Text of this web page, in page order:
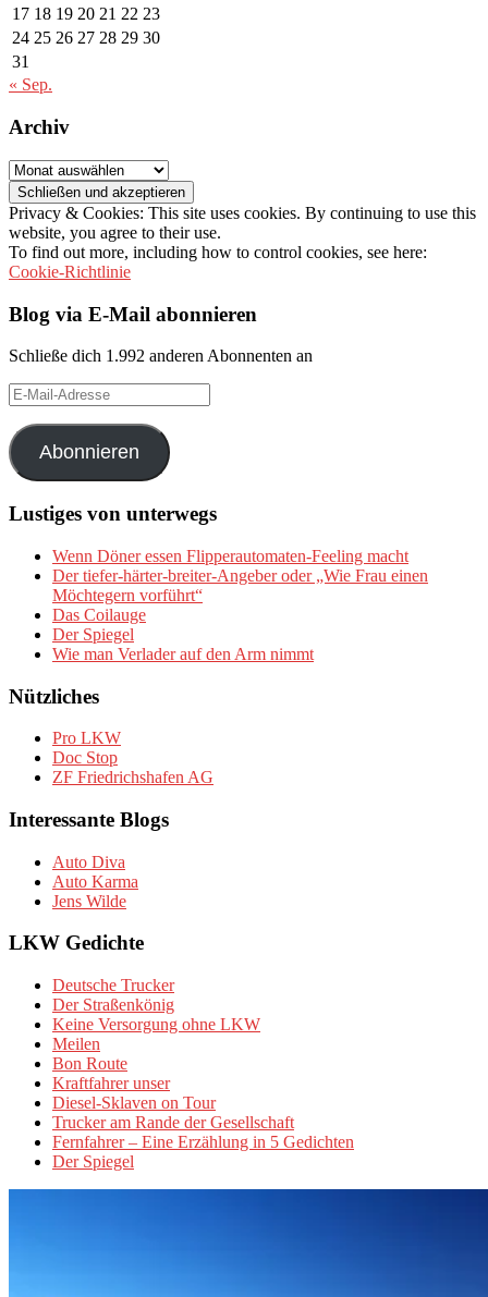
17 18 19 20 21 22 23
24 25 26 27 28 29 30
31
« Sep.
Archiv
Archiv
Privacy & Cookies: This site uses cookies. By continuing to use this
website, you agree to their use.
To find out more, including how to control cookies, see here:
Cookie-Richtlinie
Blog via E-Mail abonnieren
Schließe dich 1.992 anderen Abonnenten an
E-
Mail-
Adresse
Abonnieren
Lustiges von unterwegs
Wenn Döner essen Flipperautomaten-Feeling macht
Der tiefer-härter-breiter-Angeber oder „Wie Frau einen
Möchtegern vorführt“
Das Coilauge
Der Spiegel
Wie man Verlader auf den Arm nimmt
Nützliches
Pro LKW
Doc Stop
ZF Friedrichshafen AG
Interessante Blogs
Auto Diva
Auto Karma
Jens Wilde
LKW Gedichte
Deutsche Trucker
Der Straßenkönig
Keine Versorgung ohne LKW
Meilen
Bon Route
Kraftfahrer unser
Diesel-Sklaven on Tour
Trucker am Rande der Gesellschaft
Fernfahrer – Eine Erzählung in 5 Gedichten
Der Spiegel